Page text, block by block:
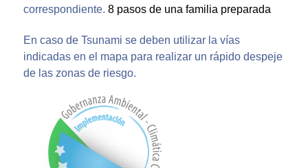
correspondiente. 8 pasos de una familia preparada
En caso de Tsunami se deben utilizar la vías
indicadas en el mapa para realizar un rápido despeje
de las zonas de riesgo.